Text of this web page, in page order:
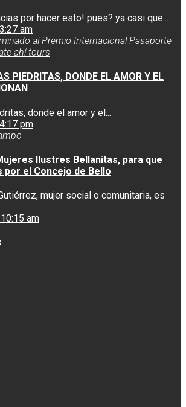
por hacer esto! pues? ya casi que...
am
al Premio Internacional Pasaporte
ahí tours
PIEDRITAS, DONDE EL AMOR Y EL
donde el amor y el...
pm
Ilustres Bellanitas, para que
por el Concejo de Bello
mujer social o comunitaria, es
am